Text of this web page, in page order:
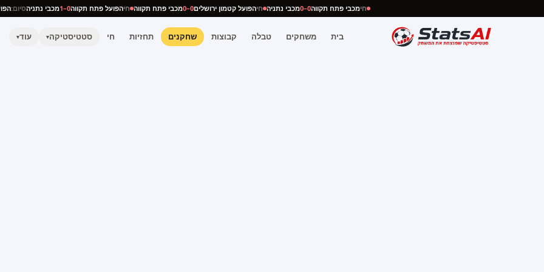
חימכבי פתח תקווה0–0 מכבי נתניה חיהפועל קטמון ירושלים0–0 מכבי פתח תקווה חיהפועל פתח תקווה0–1 מכבי נתניהסיום:
בית משחקים טבלה קבוצות שחקנים תחזיות חי סטטיסטיקה▾ עוד▾